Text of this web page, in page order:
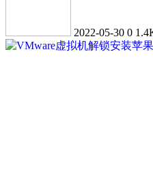
2022-05-30 0